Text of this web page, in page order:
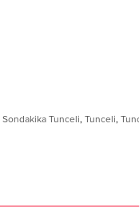
Sondakika Tunceli, Tunceli,